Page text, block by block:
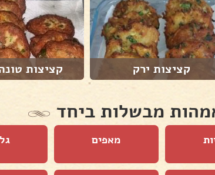
קציצות ירק קציצות
מבשלות ביחד
מאפים